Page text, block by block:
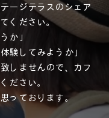
ージテラスのシェア
ください。
か」
験してみようか」
しませんので、カフ
ださい。
っております。